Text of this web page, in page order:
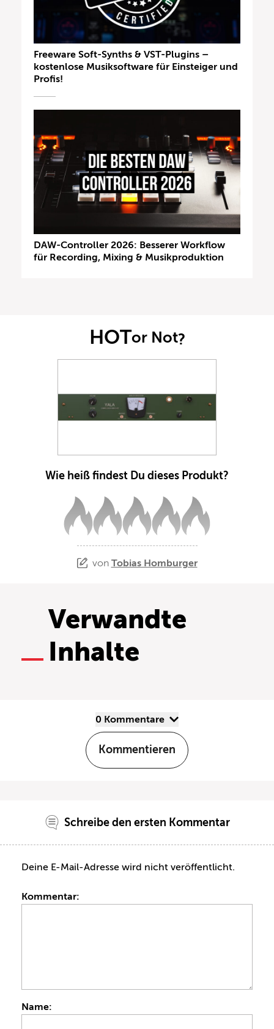
Freeware Soft-Synths & VST-Plugins –
kostenlose Musiksoftware für Einsteiger und
Profis!
DAW-Controller 2026: Besserer Workflow
für Recording, Mixing & Musikproduktion
HOTor Not?
Wie heiß findest Du dieses Produkt?
von Tobias Homburger
Verwandte
Inhalte
0 Kommentare
Kommentieren
Schreibe den ersten Kommentar
Deine E-Mail-Adresse wird nicht veröffentlicht.
Kommentar:
Name: